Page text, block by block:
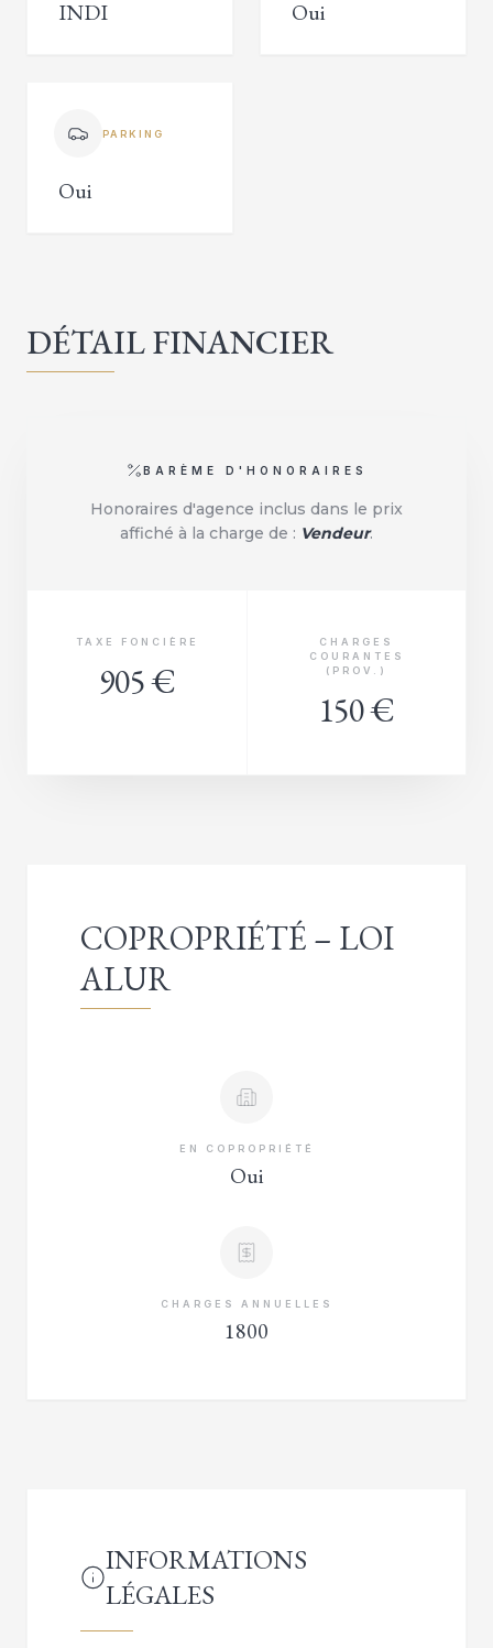
INDI Oui
PARKING
Oui
DÉTAIL FINANCIER
BARÈME D'HONORAIRES
Honoraires d'agence inclus dans le prix
affiché à la charge de : Vendeur.
TAXE FONCIÈRE
905 €
CHARGES
COURANTES
(PROV.)
150 €
COPROPRIÉTÉ – LOI
ALUR
EN COPROPRIÉTÉ
Oui
CHARGES ANNUELLES
1800
INFORMATIONS
LÉGALES